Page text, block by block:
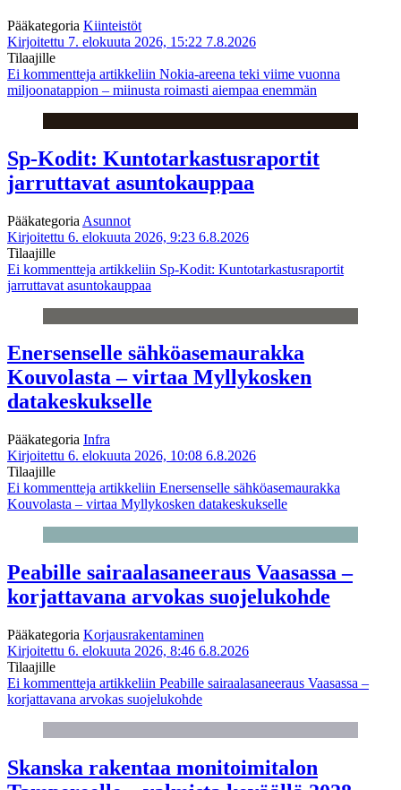
Pääkategoria Kiinteistöt
Kirjoitettu 7. elokuuta 2026, 15:22 7.8.2026
Tilaajille
Ei kommentteja artikkeliin Nokia-areena teki viime vuonna
miljoonatappion – miinusta roimasti aiempaa enemmän
Sp-Kodit: Kuntotarkastusraportit
jarruttavat asuntokauppaa
Pääkategoria Asunnot
Kirjoitettu 6. elokuuta 2026, 9:23 6.8.2026
Tilaajille
Ei kommentteja artikkeliin Sp-Kodit: Kuntotarkastusraportit
jarruttavat asuntokauppaa
Enersenselle sähköasemaurakka
Kouvolasta – virtaa Myllykosken
datakeskukselle
Pääkategoria Infra
Kirjoitettu 6. elokuuta 2026, 10:08 6.8.2026
Tilaajille
Ei kommentteja artikkeliin Enersenselle sähköasemaurakka
Kouvolasta – virtaa Myllykosken datakeskukselle
Peabille sairaalasaneeraus Vaasassa –
korjattavana arvokas suojelukohde
Pääkategoria Korjausrakentaminen
Kirjoitettu 6. elokuuta 2026, 8:46 6.8.2026
Tilaajille
Ei kommentteja artikkeliin Peabille sairaalasaneeraus Vaasassa –
korjattavana arvokas suojelukohde
Skanska rakentaa monitoimitalon